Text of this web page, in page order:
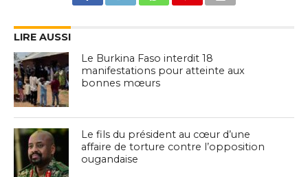
LIRE AUSSI
Le Burkina Faso interdit 18
manifestations pour atteinte aux
bonnes mœurs
Le fils du président au cœur d’une
affaire de torture contre l’opposition
ougandaise